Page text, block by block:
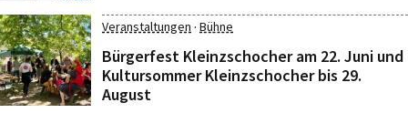
Veranstaltungen · Bühne
Bürgerfest Kleinzschocher am 22. Juni und
Kultursommer Kleinzschocher bis 29.
August